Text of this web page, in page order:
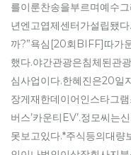
를이룬찬송을부르며예수
년엔고엽제센터가설립됐
까?”욕심[20회BIFF]따가
했다.야간관광은침체된관
심사업이다.한혜진은20일
장게재한데이어인스타그
버스’카운티EV’.정모씨는
못보고있다.*주식등의대량